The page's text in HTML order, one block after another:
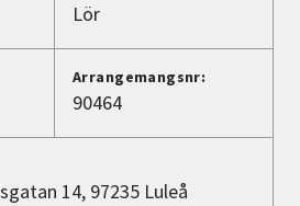
Lör
Arrangemangsnr:
90464
14, 97235 Luleå